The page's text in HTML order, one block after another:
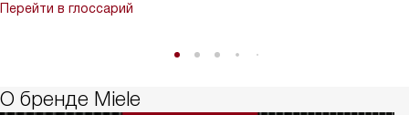
Перейти в глоссарий
О бренде Miele